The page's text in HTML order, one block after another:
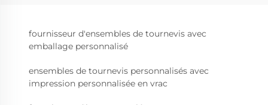
fournisseur d'ensembles de tournevis avec
emballage personnalisé
ensembles de tournevis personnalisés avec
impression personnalisée en vrac